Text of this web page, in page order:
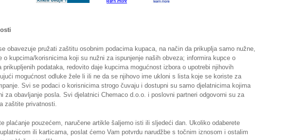
obavezuje pružati zaštitu osobnim podacima kupaca, na način da prikuplja samo nužne,
o kupcima/korisnicima koji su nužni za ispunjenje naših obveza; informira kupce o
prikupljenih podataka, redovito daje kupcima mogućnost izbora o upotrebi njihovih
mogućnost odluke žele li ili ne da se njihovo ime ukloni s lista koje se koriste za
Svi se podaci o korisnicima strogo čuvaju i dostupni su samo djelatnicima kojima
za obavljanje posla. Svi djelatnici Chemaco d.o.o. i poslovni partneri odgovorni su za
zaštite privatnosti.
plaćanje pouzećem, naručene artikle šaljemo isti ili sljedeći dan. Ukoliko odaberete
ili karticama, poslat ćemo Vam potvrdu narudžbe s točnim iznosom i ostalim